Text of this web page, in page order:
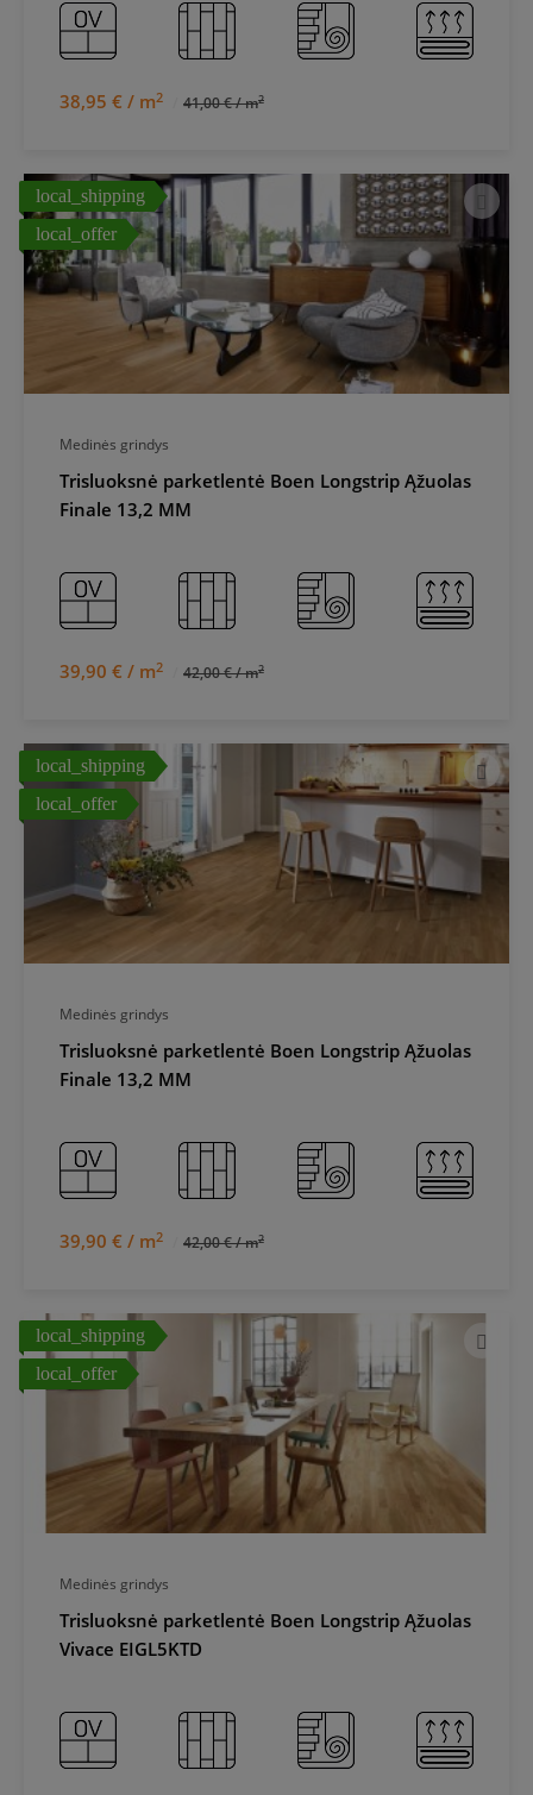
38,95 € / m2 41,00 € / m2
Medinės grindys
Trisluoksnė parketlentė Boen Longstrip Ąžuolas
Finale 13,2 MM
39,90 € / m2 42,00 € / m2
local_shipping
local_offer
Medinės grindys
Trisluoksnė parketlentė Boen Longstrip Ąžuolas
Finale 13,2 MM
39,90 € / m2 42,00 € / m2
local_shipping
local_offer
Medinės grindys
Trisluoksnė parketlentė Boen Longstrip Ąžuolas
Vivace EIGL5KTD
local_shipping
local_offer